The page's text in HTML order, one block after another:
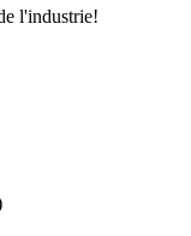
l'industrie!